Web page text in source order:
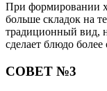
При формировании
больше складок на
традиционный вид,
сделает блюдо
СОВЕТ №3